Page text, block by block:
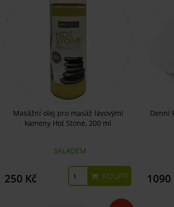
Masážní olej pro masáž lávovými
kameny Hot Stone, 200 ml
SKLADEM
250 Kč KOUPIT
Denní
1090